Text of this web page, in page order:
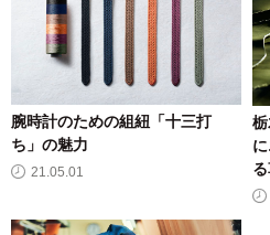
腕時計のための組紐「十三打
ち」の魅力
21.05.01